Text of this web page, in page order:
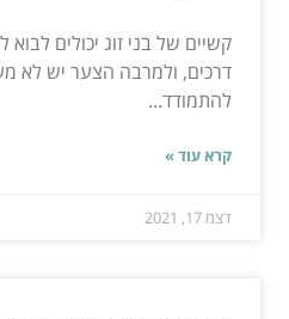
קשיים של בני זוג יכולים לבוא
דרכים, ולמרבה הצער יש לא
להתמודד...
קרא עוד »
דצמ 17, 2021